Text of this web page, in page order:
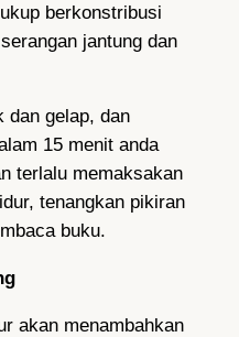
berkonstribusi
jantung dan
dan gelap, dan
15 menit anda
terlalu memaksakan
tenangkan pikiran
buku.
akan menambahkan